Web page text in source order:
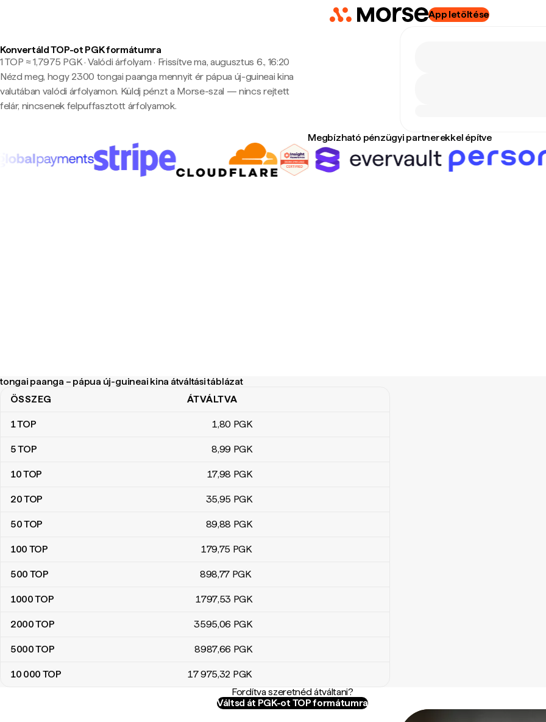
App letöltése
Konvertáld TOP-ot PGK formátumra
1 TOP ≈ 1,7975 PGK · Valódi árfolyam · Frissítve ma, augusztus 6., 16:20
Nézd meg, hogy 2300 tongai paanga mennyit ér pápua új-guineai kina
valutában valódi árfolyamon. Küldj pénzt a Morse-szal — nincs rejtett
felár, nincsenek felpuffasztott árfolyamok.
Megbízható pénzügyi partnerekkel építve
tongai paanga – pápua új-guineai kina átváltási táblázat
tongai paanga – pápua új-guineai kina átváltási táblázat
ÖSSZEG ÁTVÁLTVA
1TOP 1,80 PGK
5TOP 8,99 PGK
10TOP 17,98 PGK
20TOP 35,95 PGK
50TOP 89,88 PGK
100 TOP 179,75 PGK
500 TOP 898,77 PGK
1000TOP 1797,53 PGK
2000TOP 3595,06 PGK
5000TOP 8987,66 PGK
10 000 TOP 17 975,32 PGK
Fordítva szeretnéd átváltani?
Váltsd át PGK-ot TOP formátumra